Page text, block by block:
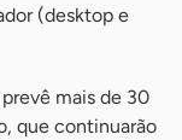
(desktop e
mais de 30
que continuarão